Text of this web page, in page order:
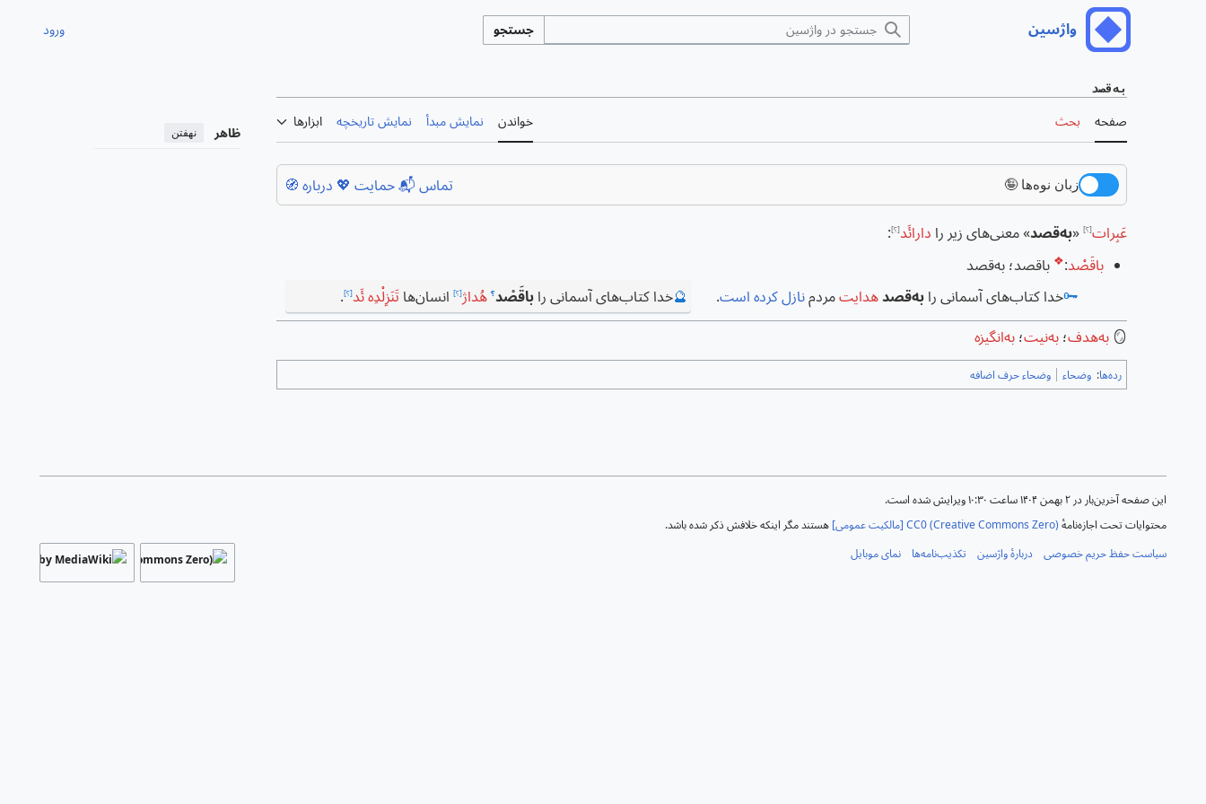
منوی اصلی
واژسین جستجو ورود
به‌قصد
صفحه بحث خواندن نمایش مبدأ نمایش تاریخچه ابزارها
ظاهر نهفتن
زبان نوه‌ها 🤪 تماس 📬حمایت 💖 درباره 🧭
عَبِرات[؟] «به‌قصد» معنی‌های زیر را دارائَد[؟]:
باقَصْد:
❖ باقصد؛ به‌قصد
🗝️خدا کتاب‌های آسمانی رابه‌قصدهدایتمردمنازل کرده است.
🔮خدا کتاب‌های آسمانی را باقَصْد؟ هُداژ[؟]انسان‌ها تَنَزِلْدِه ئَد[؟].
🪞 به‌هدف؛ به‌نیت؛ به‌انگیزه
رده‌ها: وضحاء وضحاء حرف اضافه
این صفحه آخرین‌بار در ‏۲ بهمن ۱۴۰۴ ساعت ‏۱۰:۳۰ ویرایش شده است.
محتوایات تحت اجازه‌نامهٔ CC0 (Creative Commons Zero) [مالکیت عمومی]
هستند مگر اینکه خلافش ذکر شده باشد.
سیاست حفظ حریم خصوصی
دربارهٔ واژسین تکذیب‌نامه‌ها نمای موبایل